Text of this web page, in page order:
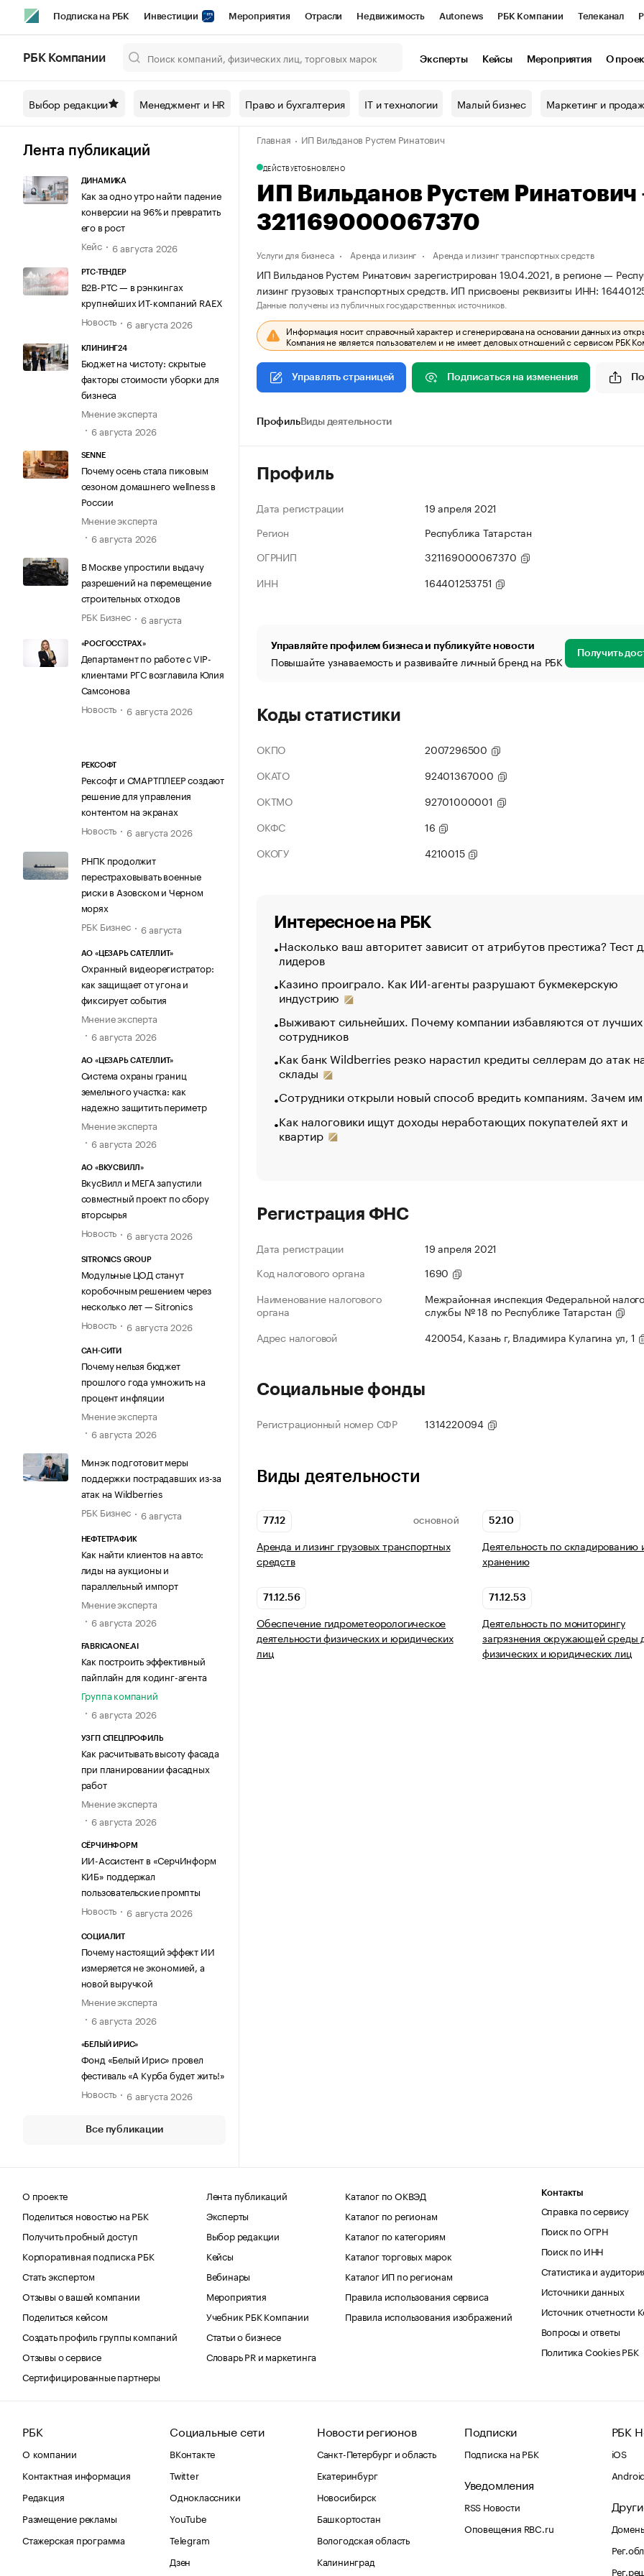
Подписка на РБК Инвестиции Мероприятия Отрасли Недвижимость Autonews РБК Компании Телеканал
Спецпроекты СПб Конференции СПб Спецпроекты Проверка контрагентов
Технологии и медиа Рынок наличной валюты
РБК Компании Эксперты Кейсы Мероприятия О
Выбор редакции Менеджмент и HR Право и бухгалтерия IT и технологии Малый бизнес Маркетинг и
Лента публикаций
ДИНАМИКА
Как за одно утро найти падение
конверсии на 96% и превратить
его в рост
Кейс
6 августа 2026
РТС-ТЕНДЕР
В2В-РТС — в рэнкингах
крупнейших ИТ-компаний RAEX
Новость
6 августа 2026
КЛИНИНГ24
Бюджет на чистоту: скрытые
факторы стоимости уборки для
бизнеса
Мнение эксперта
6 августа 2026
SENNE
Почему осень стала пиковым
сезоном домашнего wellness в
России
Мнение эксперта
6 августа 2026
В Москве упростили выдачу
разрешений на перемещение
строительных отходов
РБК Бизнес
6 августа
«РОСГОССТРАХ»
Департамент по работе с VIP-
клиентами РГС возглавила Юлия
Самсонова
Новость
6 августа 2026
РЕКСОФТ
Рексофт и СМАРТПЛЕЕР создают
решение для управления
контентом на экранах
Новость
6 августа 2026
РНПК продолжит
перестраховывать военные
риски в Азовском и Черном
морях
РБК Бизнес
6 августа
АО «ЦЕЗАРЬ САТЕЛЛИТ»
Охранный видеорегистратор:
как защищает от угона и
фиксирует события
Мнение эксперта
6 августа 2026
АО «ЦЕЗАРЬ САТЕЛЛИТ»
Система охраны границ
земельного участка: как
надежно защитить периметр
Мнение эксперта
6 августа 2026
АО «ВКУСВИЛЛ»
ВкусВилл и МЕГА запустили
совместный проект по сбору
вторсырья
Новость
6 августа 2026
SITRONICS GROUP
Модульные ЦОД станут
коробочным решением через
несколько лет — Sitronics
Новость
6 августа 2026
САН-СИТИ
Почему нельзя бюджет
прошлого года умножить на
процент инфляции
Мнение эксперта
6 августа 2026
Минэк подготовит меры
поддержки пострадавших из-за
атак на Wildberries
РБК Бизнес
6 августа
НЕФТЕТРАФИК
Как найти клиентов на авто:
лиды на аукционы и
параллельный импорт
Мнение эксперта
6 августа 2026
FABRICAONE.AI
Как построить эффективный
пайплайн для кодинг-агента
Группа компаний
6 августа 2026
УЗГП СПЕЦПРОФИЛЬ
Как расчитывать высоту фасада
при планировании фасадных
работ
Мнение эксперта
6 августа 2026
СЁРЧИНФОРМ
ИИ-Ассистент в «СерчИнформ
КИБ» поддержал
пользовательские промпты
Новость
6 августа 2026
СОЦИАЛИТ
Почему настоящий эффект ИИ
измеряется не экономией, а
новой выручкой
Мнение эксперта
6 августа 2026
«БЕЛЫЙ ИРИС»
Фонд «Белый Ирис» провел
фестиваль «А Курба будет жить!»
Новость
6 августа 2026
Все публикации
Главная ИП Вильданов Рустем Ринатович
ДЕЙСТВУЕТОБНОВЛЕНО
ИП Вильданов Рустем
321169000067370
Услуги для бизнеса Аренда и лизинг Аренда и лизинг транспортных средств
ИП Вильданов Рустем Ринатович зарегистрирован 19.04.2021, в регионе —
лизинг грузовых транспортных средств. ИП присвоены реквизиты ИНН:
Данные получены из публичных государственных источников.
Информация носит справочный характер и сгенерирована на основании данных из
Компания не является пользователем и не имеет деловых отношений с сервисом РБК
Управлять страницей Подписаться на изменения
ПрофильВиды деятельности
Профиль
Дата регистрации
19 апреля 2021
Регион
Республика Татарстан
ОГРНИП
321169000067370
ИНН
164401253751
Управляйте профилем бизнеса и публикуйте новости
Повышайте узнаваемость и развивайте личный бренд на РБК Получить
Коды статистики
ОКПО
2007296500
ОКАТО
92401367000
ОКТМО
92701000001
ОКФС
16
ОКОГУ
4210015
Интересное на РБК
Насколько ваш авторитет зависит от атрибутов престижа? Тест
лидеров
Казино проиграло. Как ИИ-агенты разрушают букмекерскую
индустрию
Выживают сильнейших. Почему компании избавляются от лучших
сотрудников
Как банк Wildberries резко нарастил кредиты селлерам до атак
склады
Сотрудники открыли новый способ вредить компаниям. Зачем
Как налоговики ищут доходы неработающих покупателей яхт и
квартир
Регистрация ФНС
Дата регистрации
19 апреля 2021
Код налогового органа
1690
Наименование налогового
органа
Межрайонная инспекция Федеральной
службы № 18 по Республике Татарстан
Адрес налоговой
420054, Казань г, Владимира Кулагина ул, 1
Социальные фонды
Регистрационный номер СФР 1314220094
Виды деятельности
77.12 ОСНОВНОЙ
Аренда и лизинг грузовых транспортных
средств
52.10
Деятельность по складированию
хранению
71.12.56
Обеспечение гидрометеорологическое
деятельности физических и юридических
лиц
71.12.53
Деятельность по мониторингу
загрязнения окружающей среды
физических и юридических лиц
О проекте
Поделиться новостью на РБК
Получить пробный доступ
Корпоративная подписка РБК
Стать экспертом
Отзывы о вашей компании
Поделиться кейсом
Создать профиль группы компаний
Отзывы о сервисе
Сертифицированные партнеры
Лента публикаций
Эксперты
Выбор редакции
Кейсы
Вебинары
Мероприятия
Учебник РБК Компании
Статьи о бизнесе
Словарь PR и маркетинга
Каталог по ОКВЭД
Каталог по регионам
Каталог по категориям
Каталог торговых марок
Каталог ИП по регионам
Правила использования сервиса
Правила использования изображений
Контакты
Справка по сервису
Поиск по ОГРН
Поиск по ИНН
Статистика и
Источники данных
Источник отчетности
Вопросы и ответы
Политика Cookies РБК
РБК
О компании
Контактная информация
Редакция
Размещение рекламы
Стажерская программа
Социальные сети
ВКонтакте
Twitter
Одноклассники
YouTube
Telegram
Дзен
Новости регионов
Санкт-Петербург и область
Екатеринбург
Новосибирск
Башкортостан
Вологодская область
Калининград
Подписки
Подписка на РБК
Уведомления
RSS Новости
Оповещения RBC.ru
РБК
iOS